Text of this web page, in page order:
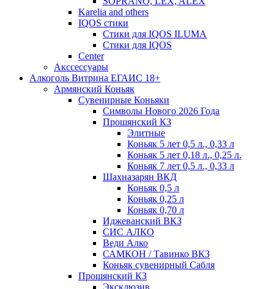
Karelia and others
IQOS стики
Стики для IQOS ILUMA
Стики для IQOS
Сenter
Акссессуары
Алкоголь Витрина ЕГАИС 18+
Армянский Коньяк
Сувенирные Коньяки
Символы Нового 2026 Года
Прошянский КЗ
Элитные
Коньяк 5 лет 0,5 л., 0,33 л
Коньяк 5 лет 0,18 л., 0,25 л.
Коньяк 7 лет 0,5 л., 0,33 л
Шахназарян ВКД
Коньяк 0,5 л
Коньяк 0,25 л
Коньяк 0,70 л
Иджеванский ВКЗ
СИС АЛКО
Веди Алко
САМКОН / Тавинко ВКЗ
Коньяк сувенирный Сабля
Прошянский КЗ
Эксклюзив